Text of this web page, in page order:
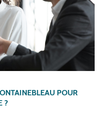
POUR
?